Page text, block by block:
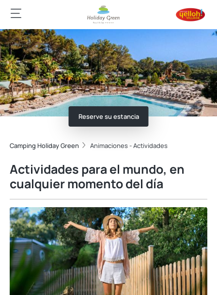
Reserve su estancia
Camping Holiday Green Animaciones - Actividades
Actividades para el mundo, en
cualquier momento del día